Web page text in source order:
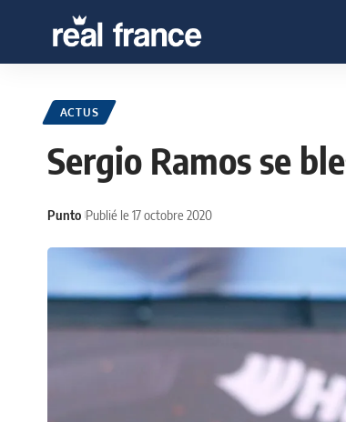
ACTUS
Sergio Ramos se
Punto Publié le 17 octobre 2020